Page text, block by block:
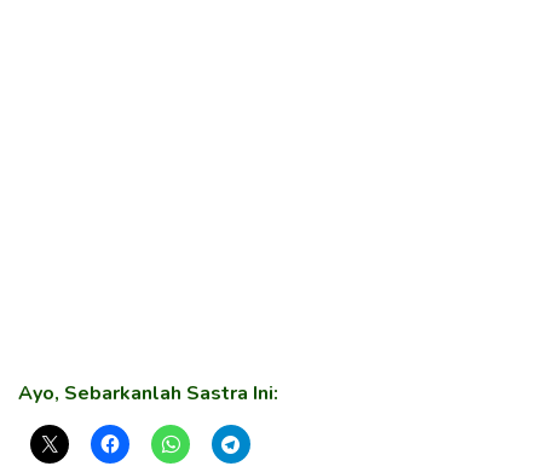
Ayo, Sebarkanlah Sastra Ini: